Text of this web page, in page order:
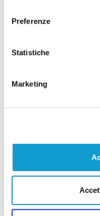
Preferenze
Statistiche
Marketing
e cambia tutto,
di Pier Paolo Flammini